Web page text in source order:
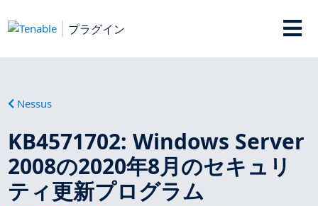
プラグイン
Nessus
KB4571702: Windows Server
2008の2020年8月のセキュリ
ティ更新プログラム